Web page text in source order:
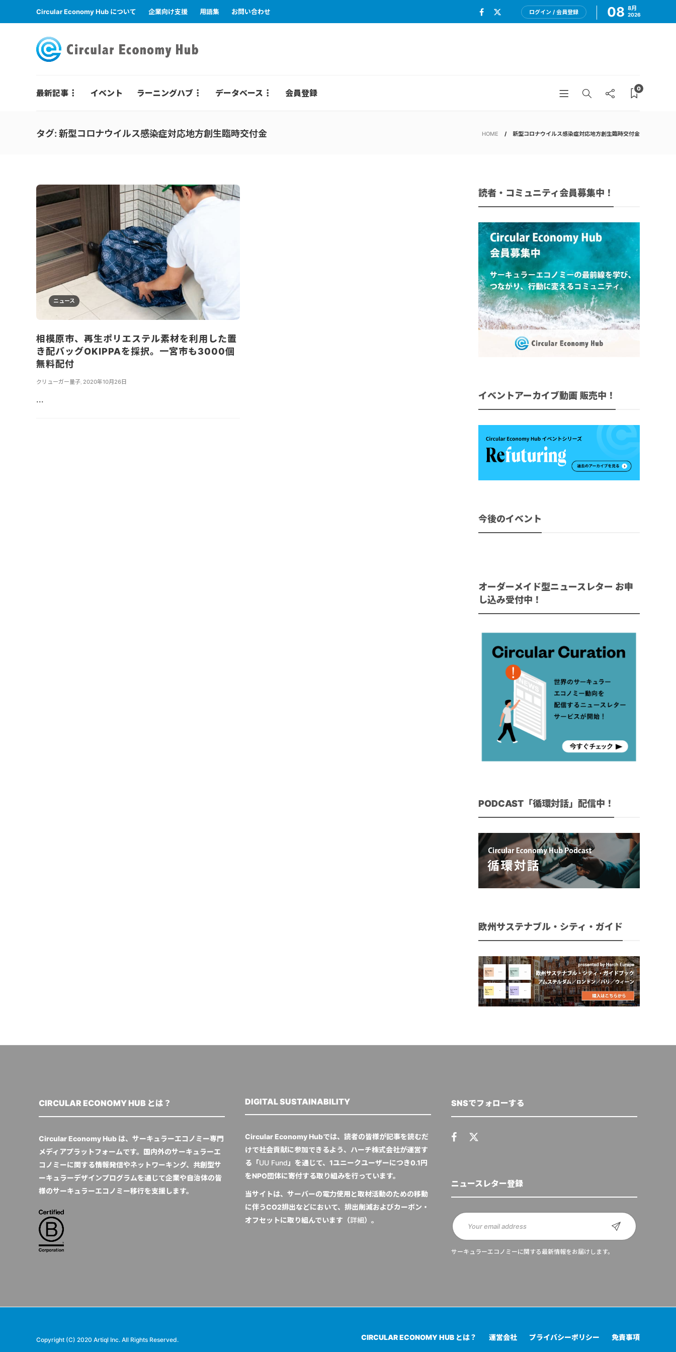
Circular Economy Hub について 企業向け支援 用語集 お問い合わせ ログイン / 会員登録 08 8月
2026
最新記事 イベント ラーニングハブ データベース 会員登録 0
タグ: 新型コロナウイルス感染症対応地方創生臨時交付金 HOME 新型コロナウイルス感染症対応地方創生臨時交付金
ニュース
相模原市、再生ポリエステル素材を利用した置
き配バッグOKIPPAを採択。一宮市も3000個
無料配付
クリューガー量子, 2020年10月26日
...
読者・コミュニティ会員募集中！
イベントアーカイブ動画 販売中！
今後のイベント
オーダーメイド型ニュースレター お申
し込み受付中！
PODCAST「循環対話」配信中！
欧州サステナブル・シティ・ガイド
CIRCULAR ECONOMY HUB とは？
Circular Economy Hub は、サーキュラーエコノミー専門
メディアプラットフォームです。国内外のサーキュラーエ
コノミーに関する情報発信やネットワーキング、共創型サ
ーキュラーデザインプログラムを通じて企業や自治体の皆
様のサーキュラーエコノミー移行を支援します。
DIGITAL SUSTAINABILITY
Circular Economy Hubでは、読者の皆様が記事を読むだ
けで社会貢献に参加できるよう、ハーチ株式会社が運営す
る「UU Fund」を通じて、1ユニークユーザーにつき0.1円
をNPO団体に寄付する取り組みを行っています。
当サイトは、サーバーの電力使用と取材活動のための移動
に伴うCO2排出などにおいて、排出削減およびカーボン・
オフセットに取り組んでいます（詳細）。
SNSでフォローする
ニュースレター登録
サーキュラーエコノミーに関する最新情報をお届けします。
Copyright (C) 2020 Artiql Inc. All Rights Reserved. CIRCULAR ECONOMY HUB とは？ 運営会社 プライバシーポリシー 免責事項